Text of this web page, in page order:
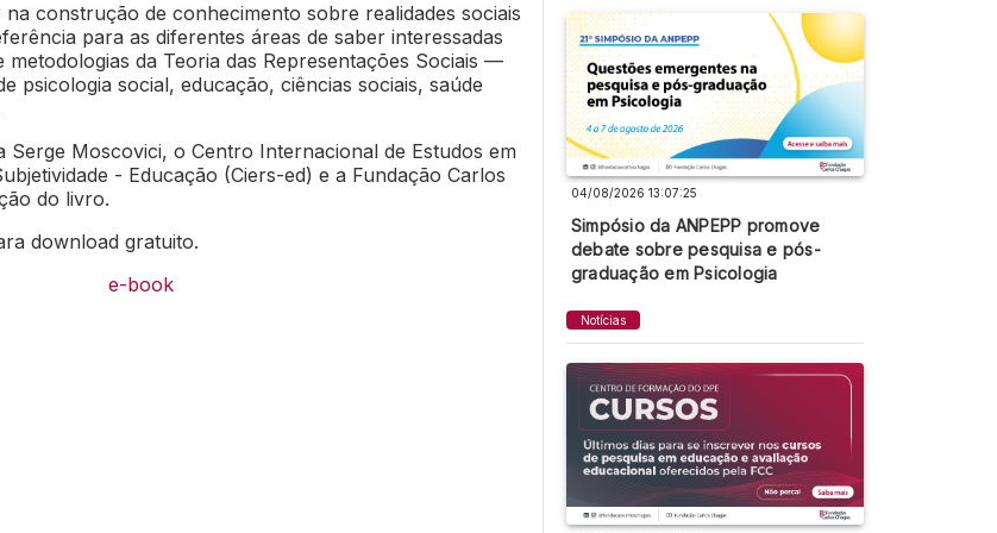
construção de conhecimento sobre realidades sociais
para as diferentes áreas de saber interessadas
da Teoria das Representações Sociais —
psicologia social, educação, ciências sociais, saúde
Serge Moscovici, o Centro Internacional de Estudos em
- Educação (Ciers-ed) e a Fundação Carlos
do livro.
download gratuito.
e-book
04/08/2026 13:07:25
Simpósio da ANPEPP promove
debate sobre pesquisa e pós-
graduação em Psicologia
Notícias